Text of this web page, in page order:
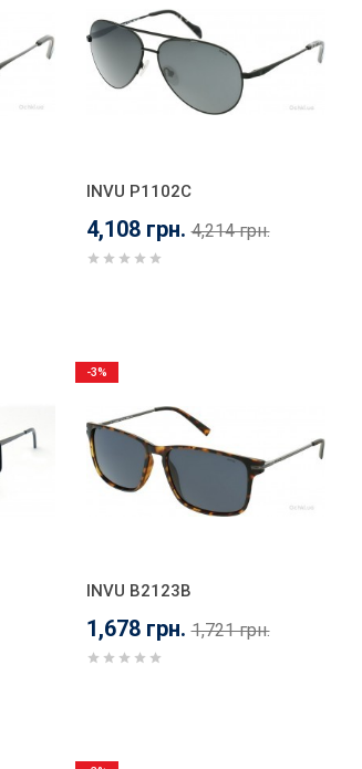
INVU P1102C
4,108 грн. 4,214 грн.
INVU B2123B
1,678 грн. 1,721 грн.
-3%